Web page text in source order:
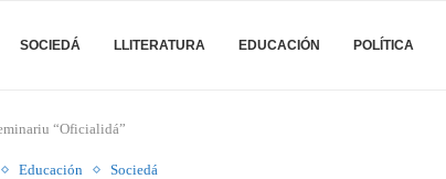
SOCIEDÁ LLITERATURA EDUCACIÓN POLÍTICA
“Oficialidá”
Educación Sociedá